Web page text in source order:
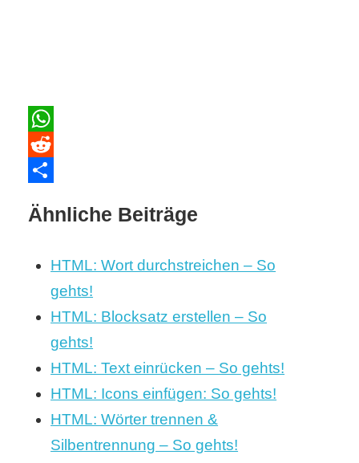
WhatsApp
Reddit
Ähnliche Beiträge
HTML: Wort durchstreichen – So
gehts!
HTML: Blocksatz erstellen – So
gehts!
HTML: Text einrücken – So gehts!
HTML: Icons einfügen: So gehts!
HTML: Wörter trennen &
Silbentrennung – So gehts!